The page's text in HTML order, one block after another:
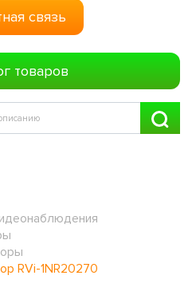
связь
товаров
RVi-1NR20270